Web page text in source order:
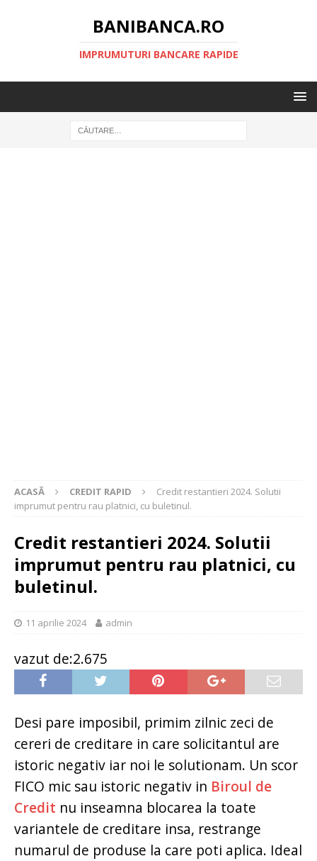
BANIBANCA.RO
IMPRUMUTURI BANCARE RAPIDE
ACASĂ CREDIT RAPID
Credit restantieri 2024. Solutii
imprumut pentru rau platnici, cu buletinul.
Credit restantieri 2024. Solutii
imprumut pentru rau platnici, cu
buletinul.
11 aprilie 2024 admin
vazut de:2.675
Desi pare imposibil, primim zilnic zeci de
cereri de creditare in care solicitantul are
istoric negativ iar noi le solutionam. Un scor
FICO mic sau istoric negativ in Biroul de
Credit nu inseamna blocarea la toate
variantele de creditare insa, restrange
numarul de produse la care poti aplica. Ideal